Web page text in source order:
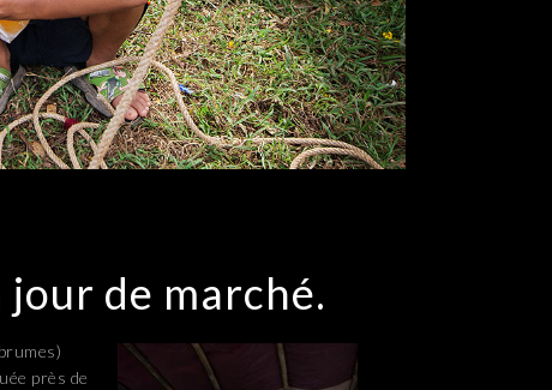
jour de marché.
près de